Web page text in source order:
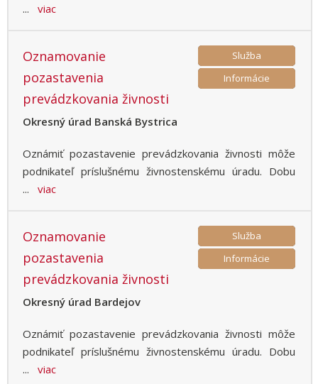
...
viac
Služba
Informácie
Oznamovanie
pozastavenia
prevádzkovania živnosti
Okresný úrad Banská Bystrica
Oznámiť pozastavenie prevádzkovania živnosti môže
podnikateľ príslušnému živnostenskému úradu. Dobu
...
viac
Služba
Informácie
Oznamovanie
pozastavenia
prevádzkovania živnosti
Okresný úrad Bardejov
Oznámiť pozastavenie prevádzkovania živnosti môže
podnikateľ príslušnému živnostenskému úradu. Dobu
...
viac